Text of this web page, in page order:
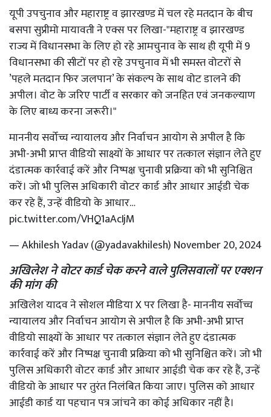
यूपी उपचुनाव और महाराष्ट्र व झारखण्ड में चल रहे मतदान के बीच
बसपा सुप्रीमो मायावती ने एक्स पर लिखा-"महाराष्ट्र व झारखण्ड
राज्य में विधानसभा के लिए हो रहे आमचुनाव के साथ ही यूपी में 9
विधानसभा की सीटों पर हो रहे उपचुनाव में भी समस्त वोटरों से
’पहले मतदान फिर जलपान’ के संकल्प के साथ वोट डालने की
अपील। वोट के जरिए पार्टी व सरकार को जनहित एवं जनकल्याण
के लिए बाध्य करना जरूरी।"
माननीय सर्वोच्च न्यायालय और निर्वाचन आयोग से अपील है कि
अभी-अभी प्राप्त वीडियो साक्ष्यों के आधार पर तत्काल संज्ञान लेते हुए
दंडात्मक कार्रवाई करें और निष्पक्ष चुनावी प्रक्रिया को भी सुनिश्चित
करें। जो भी पुलिस अधिकारी वोटर कार्ड और आधार आईडी चेक
कर रहे हैं, उन्हें वीडियो के आधार…
pic.twitter.com/VHQ1aAcIjM
— Akhilesh Yadav (@yadavakhilesh) November 20, 2024
अखिलेश ने वोटर कार्ड चेक करने वाले पुलिसवालों पर एक्‍शन
की मांग की
अखिलेश यादव ने सोशल मीडिया X पर लिखा है- माननीय सर्वोच्च
न्यायालय और निर्वाचन आयोग से अपील है कि अभी-अभी प्राप्त
वीडियो साक्ष्यों के आधार पर तत्काल संज्ञान लेते हुए दंडात्मक
कार्रवाई करें और निष्पक्ष चुनावी प्रक्रिया को भी सुनिश्चित करें। जो भी
पुलिस अधिकारी वोटर कार्ड और आधार आईडी चेक कर रहे हैं, उन्हें
वीडियो के आधार पर तुरंत निलंबित किया जाए। पुलिस को आधार
आईडी कार्ड या पहचान पत्र जांचने का कोई अधिकार नहीं है।